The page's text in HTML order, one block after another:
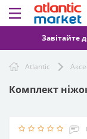
Завітайте
Atlantic
Комплект